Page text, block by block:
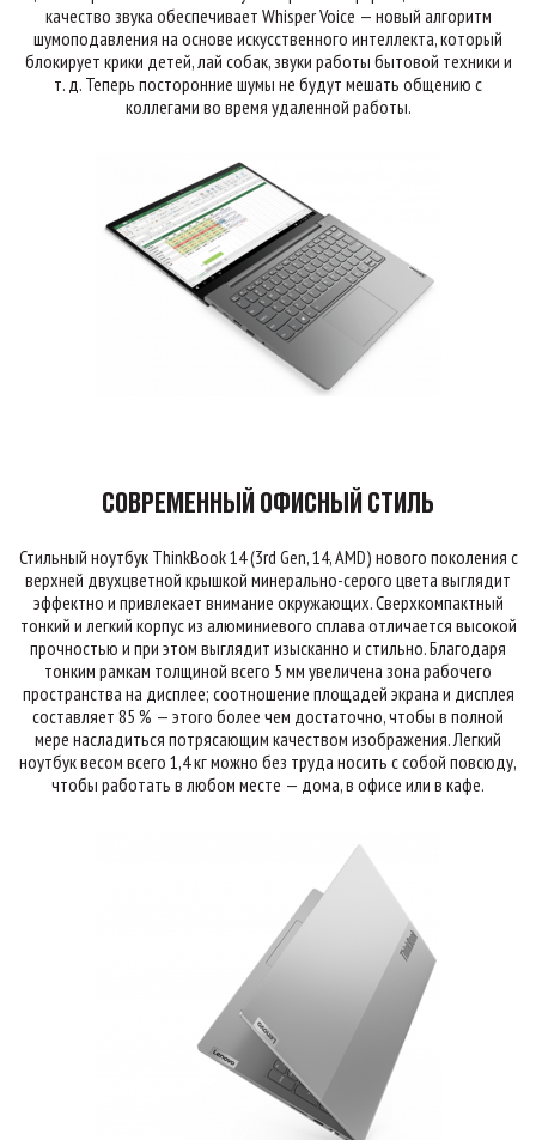
качество звука обеспечивает Whisper Voice — новый алгоритм
шумоподавления на основе искусственного интеллекта, который
блокирует крики детей, лай собак, звуки работы бытовой техники и
т. д. Теперь посторонние шумы не будут мешать общению с
коллегами во время удаленной работы.
СОВРЕМЕННЫЙ ОФИСНЫЙ СТИЛЬ
Стильный ноутбук ThinkBook 14 (3rd Gen, 14, AMD) нового поколения с
верхней двухцветной крышкой минерально-серого цвета выглядит
эффектно и привлекает внимание окружающих. Сверхкомпактный
тонкий и легкий корпус из алюминиевого сплава отличается высокой
прочностью и при этом выглядит изысканно и стильно. Благодаря
тонким рамкам толщиной всего 5 мм увеличена зона рабочего
пространства на дисплее; соотношение площадей экрана и дисплея
составляет 85 % — этого более чем достаточно, чтобы в полной
мере насладиться потрясающим качеством изображения. Легкий
ноутбук весом всего 1,4 кг можно без труда носить с собой повсюду,
чтобы работать в любом месте — дома, в офисе или в кафе.